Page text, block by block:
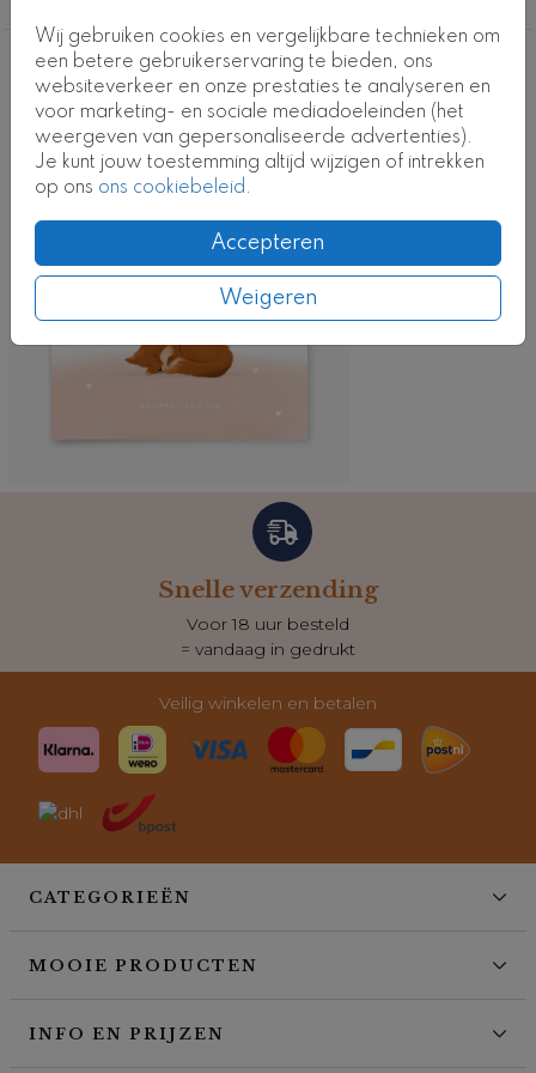
Wij gebruiken cookies en vergelijkbare technieken om
een betere gebruikerservaring te bieden, ons
websiteverkeer en onze prestaties te analyseren en
voor marketing- en sociale mediadoeleinden (het
weergeven van gepersonaliseerde advertenties).
Je kunt jouw toestemming altijd wijzigen of intrekken
op ons ons cookiebeleid.
Accepteren
Weigeren
Deze ontwerpen vind je misschien ook
leuk
Kaart
Snelle verzending
Voor 18 uur besteld
= vandaag in gedrukt
Veilig winkelen en betalen
CATEGORIEËN
MOOIE PRODUCTEN
INFO EN PRIJZEN